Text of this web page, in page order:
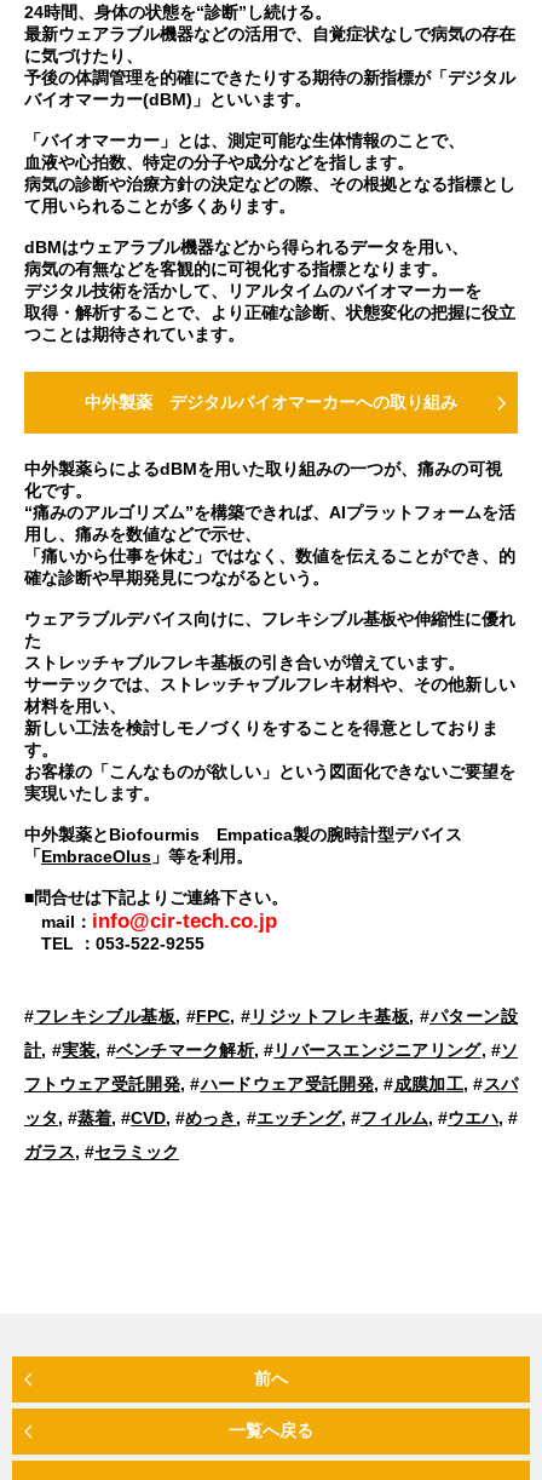
24時間、身体の状態を“診断”し続ける。
最新ウェアラブル機器などの活用で、自覚症状なしで病気の存在
に気づけたり、
予後の体調管理を的確にできたりする期待の新指標が「デジタル
バイオマーカー(dBM)」といいます。
「バイオマーカー」とは、測定可能な生体情報のことで、
血液や心拍数、特定の分子や成分などを指します。
病気の診断や治療方針の決定などの際、その根拠となる指標とし
て用いられることが多くあります。
dBMはウェアラブル機器などから得られるデータを用い、
病気の有無などを客観的に可視化する指標となります。
デジタル技術を活かして、リアルタイムのバイオマーカーを
取得・解析することで、より正確な診断、状態変化の把握に役立
つことは期待されています。
中外製薬 デジタルバイオマーカーへの取り組み
中外製薬らによるdBMを用いた取り組みの一つが、痛みの可視
化です。
“痛みのアルゴリズム”を構築できれば、AIプラットフォームを活
用し、痛みを数値などで示せ、
「痛いから仕事を休む」ではなく、数値を伝えることができ、的
確な診断や早期発見につながるという。
ウェアラブルデバイス向けに、フレキシブル基板や伸縮性に優れ
た
ストレッチャブルフレキ基板の引き合いが増えています。
サーテックでは、ストレッチャブルフレキ材料や、その他新しい
材料を用い、
新しい工法を検討しモノづくりをすることを得意としておりま
す。
お客様の「こんなものが欲しい」という図面化できないご要望を
実現いたします。
中外製薬とBiofourmis Empatica製の腕時計型デバイス
「EmbraceOlus 」等を利用。
■問合せは下記よりご連絡下さい。
mail： info@cir-tech.co.jp
TEL ：053-522-9255
#フレキシブル基板, #FPC, #リジットフレキ基板, #パターン設
計, #実装, #ベンチマーク解析, #リバースエンジニアリング, #ソ
フトウェア受託開発, #ハードウェア受託開発, #成膜加工, #スパ
ッタ, #蒸着, #CVD, #めっき, #エッチング, #フィルム, #ウエハ, #
ガラス, #セラミック
前へ
一覧へ戻る